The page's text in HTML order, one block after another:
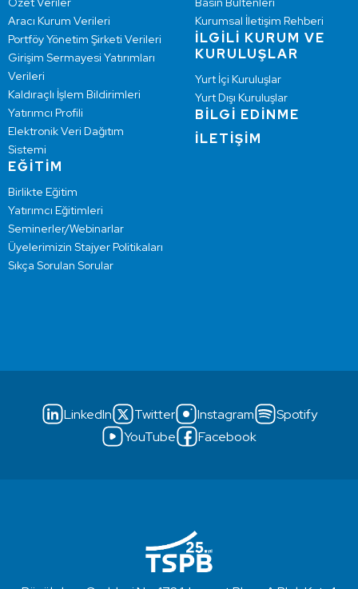
Aracı Kurum Verileri
Portföy Yönetim Şirketi Verileri
Girişim Sermayesi Yatırımları
Verileri
Kaldıraçlı İşlem Bildirimleri
Yatırımcı Profili
Elektronik Veri Dağıtım
Sistemi
EĞİTİM
Birlikte Eğitim
Yatırımcı Eğitimleri
Seminerler/Webinarlar
Üyelerimizin Stajyer Politikaları
Sıkça Sorulan Sorular
Kurumsal İletişim Rehberi
İLGİLİ KURUM VE
KURULUŞLAR
Yurt İçi Kuruluşlar
Yurt Dışı Kuruluşlar
BİLGİ EDİNME
İLETİŞİM
LinkedIn Twitter Instagram
Spotify
YouTube
Facebook